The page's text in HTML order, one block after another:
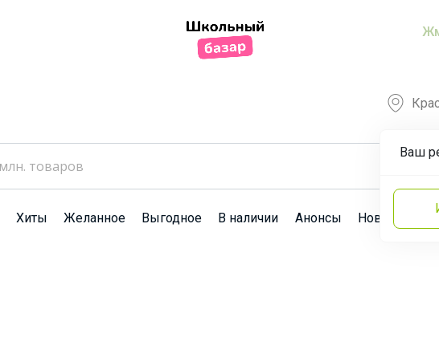
Ваш
Хиты Желанное Выгодное В наличии Анонсы Новости